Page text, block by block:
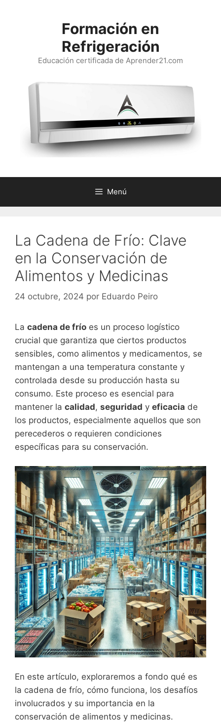
Formación en
Refrigeración
Educación certificada de Aprender21.com
Menú
La Cadena de Frío: Clave
en la Conservación de
Alimentos y Medicinas
24 octubre, 2024 por Eduardo Peiro
La cadena de frío es un proceso logístico
crucial que garantiza que ciertos productos
sensibles, como alimentos y medicamentos, se
mantengan a una temperatura constante y
controlada desde su producción hasta su
consumo. Este proceso es esencial para
mantener la calidad, seguridad y eficacia de
los productos, especialmente aquellos que son
perecederos o requieren condiciones
específicas para su conservación.
En este artículo, exploraremos a fondo qué es
la cadena de frío, cómo funciona, los desafíos
involucrados y su importancia en la
conservación de alimentos y medicinas.